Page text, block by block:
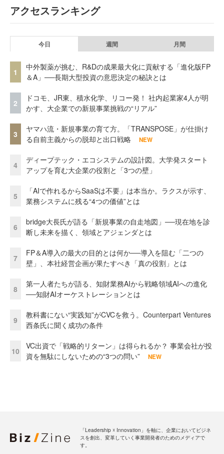
アクセスランキング
今日 週間 月間
1
中外製薬が挑む、R&Dの成果最大化に貢献する「進化版FP
＆A」──長期大型投資の意思決定の秘訣とは
2
ドコモ、JR東、積水化学、リコー発！ 社内起業家4人が明
かす、大企業での新規事業挑戦の“リアル”
3
ヤマハ流・新規事業の育て方。「TRANSPOSE」が仕掛け
る自前主義からの脱却と出口戦略
NEW
4
ディープテック・エコシステムの設計図。大学発スタート
アップを育む大企業の役割と「3つの壁」
5
「AIで作れるからSaaSは不要」は本当か。ラクスが示す、
業務システムに残る“4つの価値”とは
6
bridge大長氏が語る「新規事業の自走地図」──現在地を診
断し未来を描く、領域とアジェンダとは
7
FP＆A導入の最大の目的とは何か──導入を阻む「二つの
壁」、本社経営企画が果たすべき「真の役割」とは
8
第一人者たちが語る、知財業務AIから戦略領域AIへの進化
──知財AIオーケストレーションとは
9
教科書にない“実践知”がCVCを救う。Counterpart Ventures
西条氏に聞く成功の条件
10
VC出資で「戦略的リターン」は得られるか？ 事業会社が投
資を無駄にしないための“3つの問い”
NEW
「Leadership ☓ Innovation」を軸に、企業においてビジネ
スを創出、変革していく事業開発者のためのメディアで
す。